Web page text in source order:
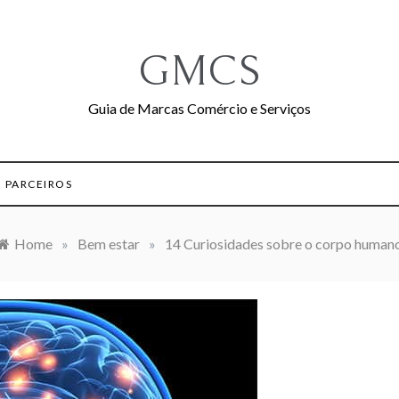
GMCS
Guia de Marcas Comércio e Serviços
PARCEIROS
Home » Bem estar » 14 Curiosidades sobre o corpo